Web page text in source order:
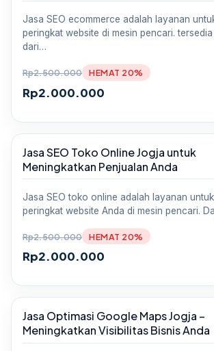
Jasa SEO ecommerce adalah layanan
peringkat website di mesin pencari.
dari…
Rp2.500.000
Rp2.000.000
HEMAT 20%
Sale
Jasa SEO Toko Online Jogja untuk
Meningkatkan Penjualan Anda
Jasa SEO toko online adalah layanan
peringkat website Anda di mesin pencari.
Rp2.500.000
Rp2.000.000
HEMAT 20%
Sale
Jasa Optimasi Google Maps Jogja –
Meningkatkan Visibilitas Bisnis Anda